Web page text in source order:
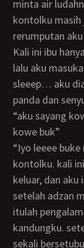
minta air
kontolku masih
rerumputan
kali ini ibu hanya tersenyum sambil memandangku,
lalu aku
sleeep… aku
panda dan
“aku sayang
kowe buk”
“iyo leeee buke manut kowe” dan aku genjot lagi
kontolku. kali
keluar, dan
setelah adzan
itulah
kandungku.
sekali